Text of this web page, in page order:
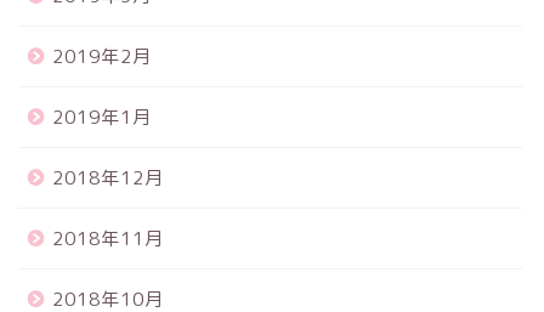
2019年2月
2019年1月
2018年12月
2018年11月
2018年10月